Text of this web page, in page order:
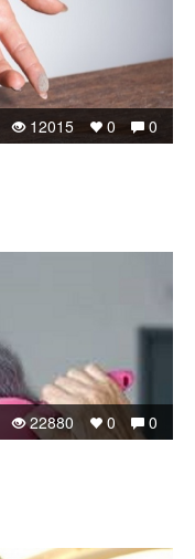
0
0
12015
0
0
22880